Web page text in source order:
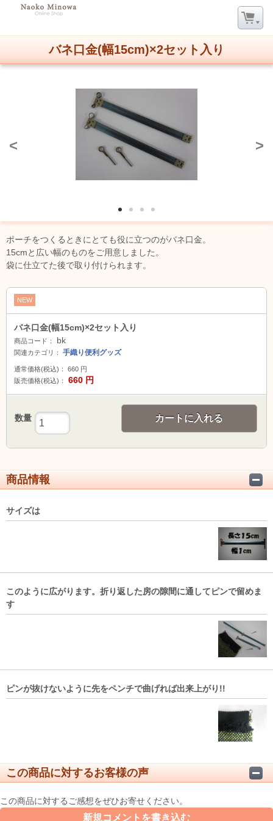
バネ口金(幅15cm)×2セット入り
< >
ポーチをつくるときにとても役に立つのがバネ口金。
15cmと広い幅のものをご用意しました。
袋に仕立てた後で取り付けられます。
NEW
バネ口金(幅15cm)×2セット入り
商品コード： bk
関連カテゴリ： 手織り便利グッズ
通常価格(税込)： 660 円
販売価格(税込)：
660 円
数量 カートに入れる
商品情報
サイズは
このように広がります。折り返した房の隙間に通してピンで留めま
す
ピンが抜けないように先をペンチで曲げれば出来上がり!!
この商品に対するお客様の声
この商品に対するご感想をぜひお寄せください。
新規コメントを書き込む